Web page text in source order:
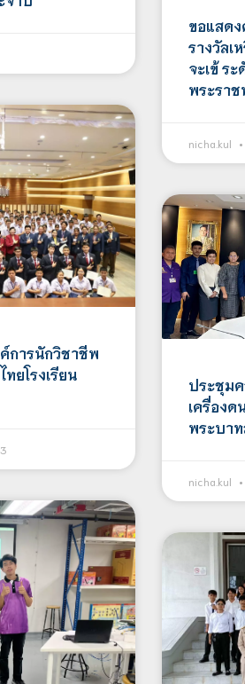
ขอแสด
รางวัลเ
จะเข้ ร
พระราช
nicha.kul
การนักวิชาชีพ
ยโรงเรียน
ประชุมค
เครื่องด
พระบาท
nicha.kul